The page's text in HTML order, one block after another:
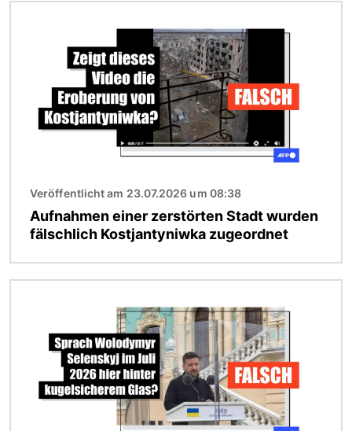
Veröffentlicht am 23.07.2026 um 08:38
Aufnahmen einer zerstörten Stadt wurden
fälschlich Kostjantyniwka zugeordnet